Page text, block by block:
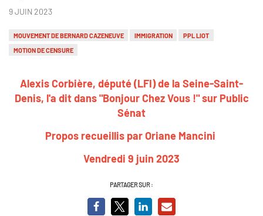
9 JUIN 2023
MOUVEMENT DE BERNARD CAZENEUVE IMMIGRATION
PPL LIOT
MOTION DE CENSURE
Alexis Corbière, député (LFI) de la Seine-Saint-
Denis, l'a dit dans "Bonjour Chez Vous !" sur Public
Sénat
Propos recueillis par Oriane Mancini
Vendredi 9 juin 2023
PARTAGER SUR :